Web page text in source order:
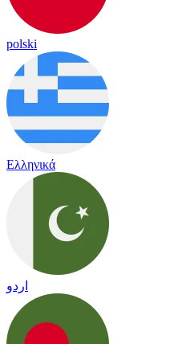
polski
Ελληνικά
اردو